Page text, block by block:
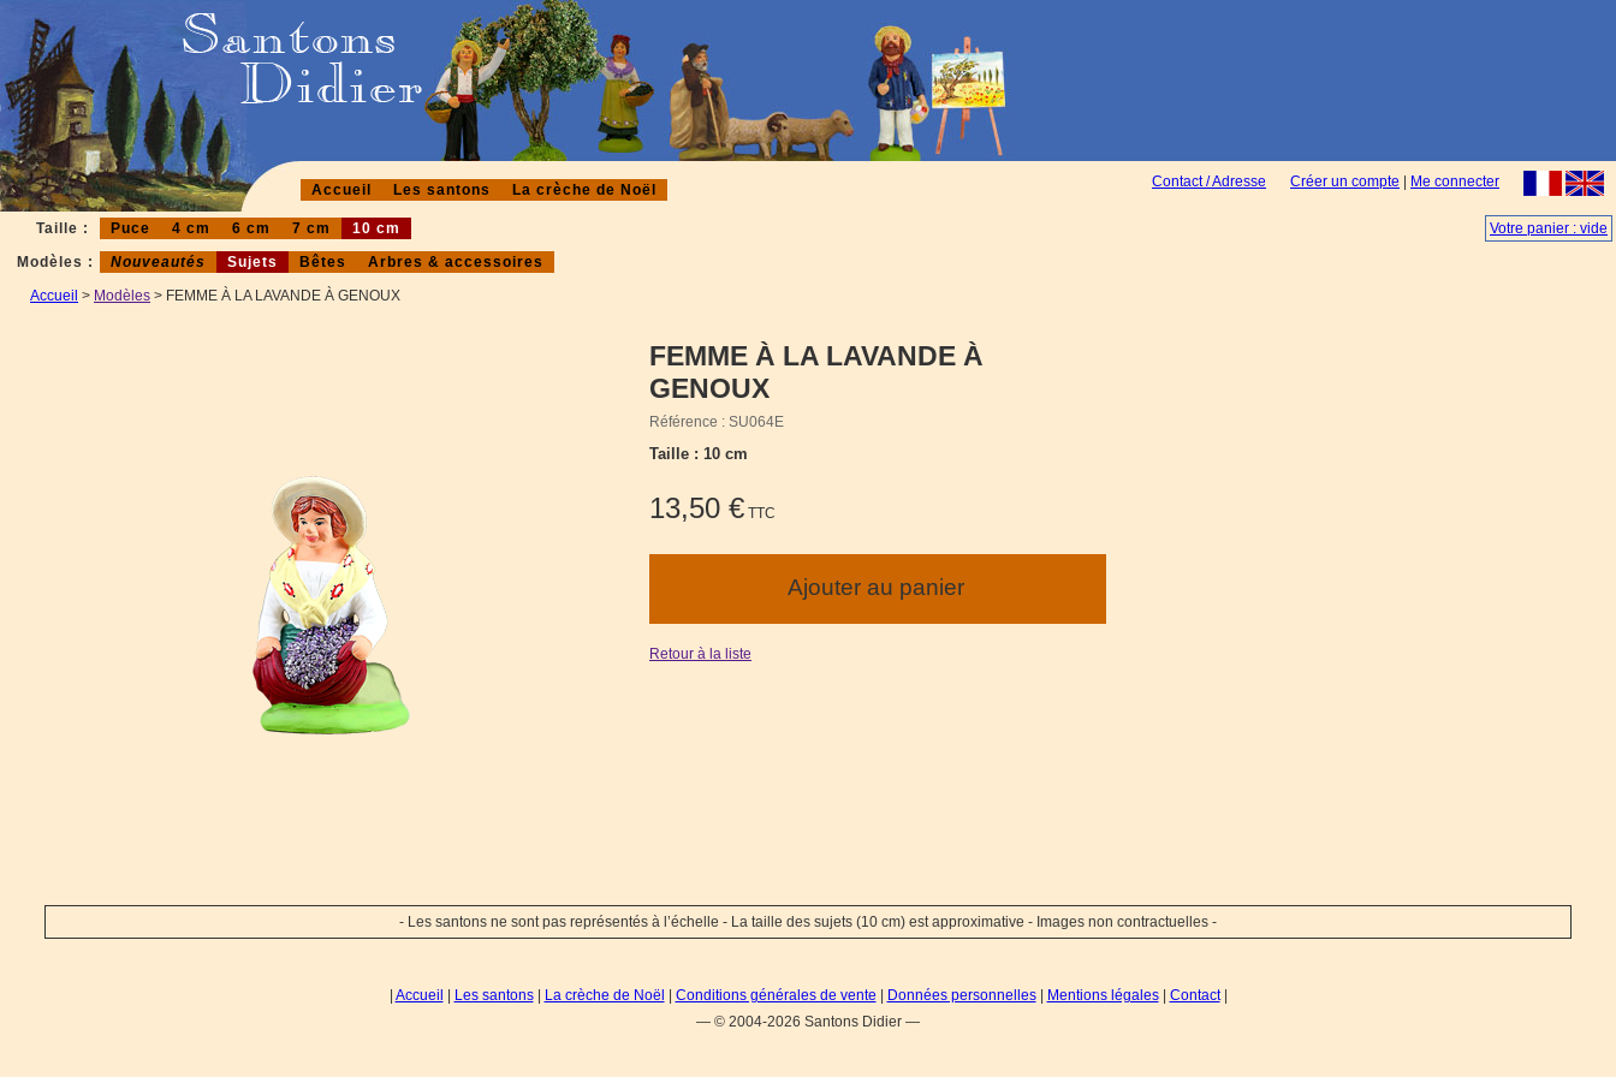
Créer un compte Me connecter
Contact / Adresse
Accueil Les santons La crèche de Noël
Votre panier : vide
Taille : Puce 4 cm 6 cm 7 cm
10 cm
Modèles :
Nouveautés Sujets Bêtes
Arbres & accessoires
Accueil > Modèles > FEMME À LA LAVANDE À GENOUX
FEMME À LA LAVANDE À
GENOUX
Référence : SU064E
Taille : 10 cm
13,50 € TTC
Retour à la liste
- Les santons ne sont pas représentés à l’échelle - La taille des sujets (10 cm) est approximative - Images non contractuelles -
Accueil Les santons| La crèche de Noël Conditions générales de vente Données personnelles| Mentions légales| Contact|
— © 2004-2026 Santons Didier —